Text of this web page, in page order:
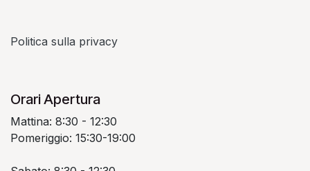
Politica sulla privacy
Orari Apertura
Mattina: 8:30 - 12:30
Pomeriggio: 15:30-19:00